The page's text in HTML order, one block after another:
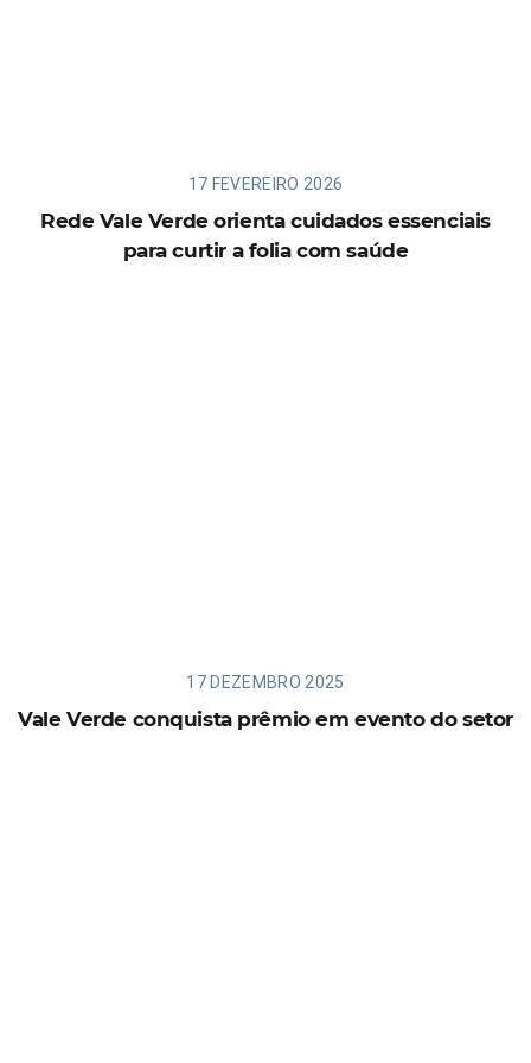
17 FEVEREIRO 2026
Rede Vale Verde orienta cuidados essenciais
para curtir a folia com saúde
17 DEZEMBRO 2025
Vale Verde conquista prêmio em evento do setor